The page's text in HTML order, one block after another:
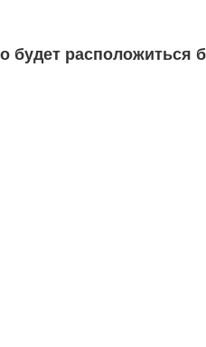
будет расположиться